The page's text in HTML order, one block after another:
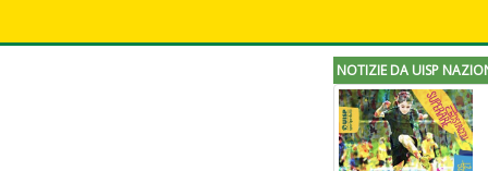
NOTIZIE DA UISP